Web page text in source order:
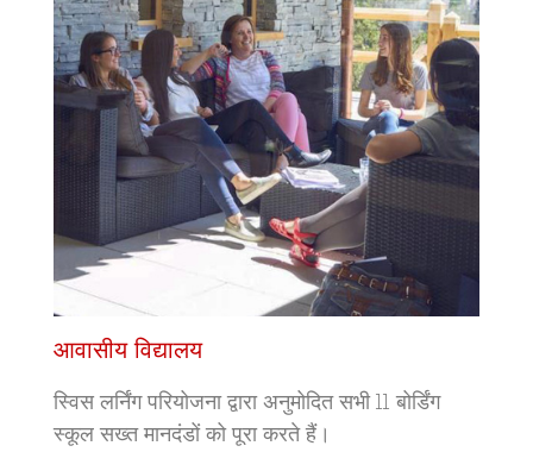
आवासीय विद्यालय
स्विस लर्निंग परियोजना द्वारा अनुमोदित सभी 11 बोर्डिंग
स्कूल सख्त मानदंडों को पूरा करते हैं।